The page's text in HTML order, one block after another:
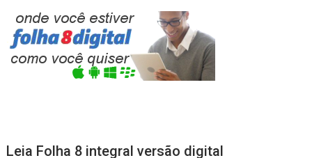
Leia Folha 8 integral versão digital